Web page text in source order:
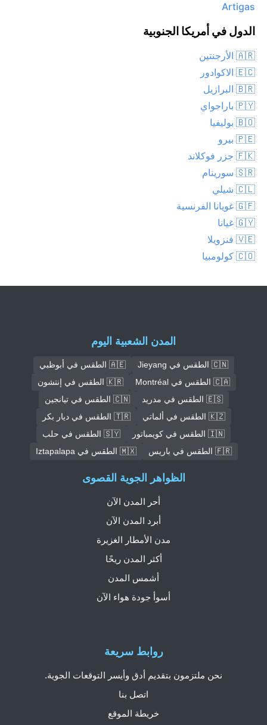
Artigas
الدول في أمريكا الجنوبية
🇦🇷 الأرجنتين
🇪🇨 الاكوادور
🇧🇷 البرازيل
🇵🇾 باراجواي
🇧🇴 بوليفيا
🇵🇪 بيرو
🇫🇰 جزر فوكلاند
🇸🇷 سورينام
🇨🇱 شيلي
🇬🇫 غويانا الفرنسية
🇬🇾 غيانا
🇻🇪 فنزويلا
🇨🇴 كولومبيا
المدن الشعبية اليوم
🇨🇳 الطقس في Jieyang
🇦🇪 الطقس في أبوظبي
🇨🇦 الطقس في Montréal
🇰🇷 الطقس في إنتشون
🇪🇸 الطقس في مدريد
🇨🇳 الطقس في تيانجين
🇰🇿 الطقس في ألماتي
🇹🇷 الطقس في ديار بكر
🇮🇳 الطقس في كويمباتور
🇸🇾 الطقس في حلب
🇫🇷 الطقس في باريس
🇲🇽 الطقس في Iztapalapa
روابط سريعة
نحن ملتزمون بتقديم أدق وأيسر التوقعات الجوية.
اتصل بنا
خريطة الموقع
الظواهر الجوية القصوى
أحر المدن الآن
أبرد المدن الآن
مدن الأمطار الغزيرة
أكثر المدن ريحًا
أشمس المدن
أسوأ جودة هواء الآن